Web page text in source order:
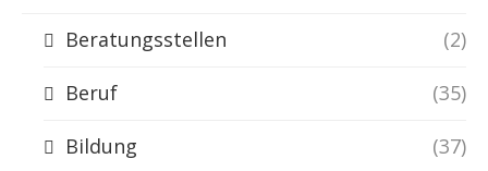
Beratungsstellen (2)
Beruf (35)
Bildung (37)